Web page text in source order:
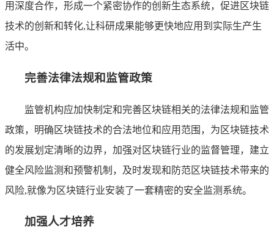
用深度合作，形成一个紧密协作的创新生态系统，促进区块链
技术的创新和转化,让科研成果能够更快地应用到实际生产生
活中。
完善法律法规和监管政策
监管机构应加快制定和完善区块链相关的法律法规和监管
政策，明确区块链技术的合法地位和应用范围，为区块链技术
的发展划定清晰的边界，加强对区块链行业的监督管理，建立
健全风险监测和预警机制，及时发现和防范区块链技术带来的
风险,就像为区块链行业安装了一套精密的安全监测系统。
加强人才培养